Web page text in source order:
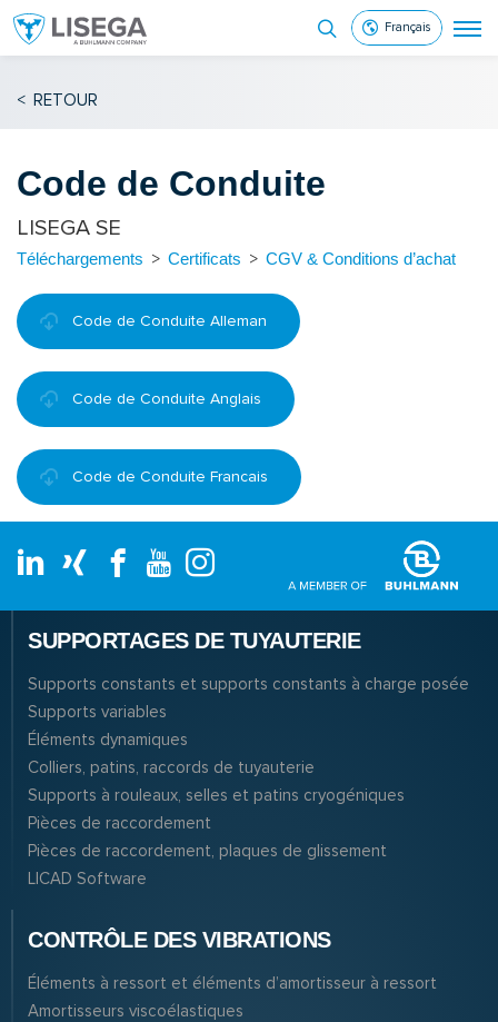
Français
< RETOUR
Code de Conduite
LISEGA SE
Téléchargements > Certificats > CGV & Conditions d’achat
Code de Conduite Alleman
Code de Conduite Anglais
Code de Conduite Francais
SUPPORTAGES DE TUYAUTERIE
Supports constants et supports constants à charge posée
Supports variables
Éléments dynamiques
Colliers, patins, raccords de tuyauterie
Supports à rouleaux, selles et patins cryogéniques
Pièces de raccordement
Pièces de raccordement, plaques de glissement
LICAD Software
CONTRÔLE DES VIBRATIONS
Éléments à ressort et éléments d’amortisseur à ressort
Amortisseurs viscoélastiques